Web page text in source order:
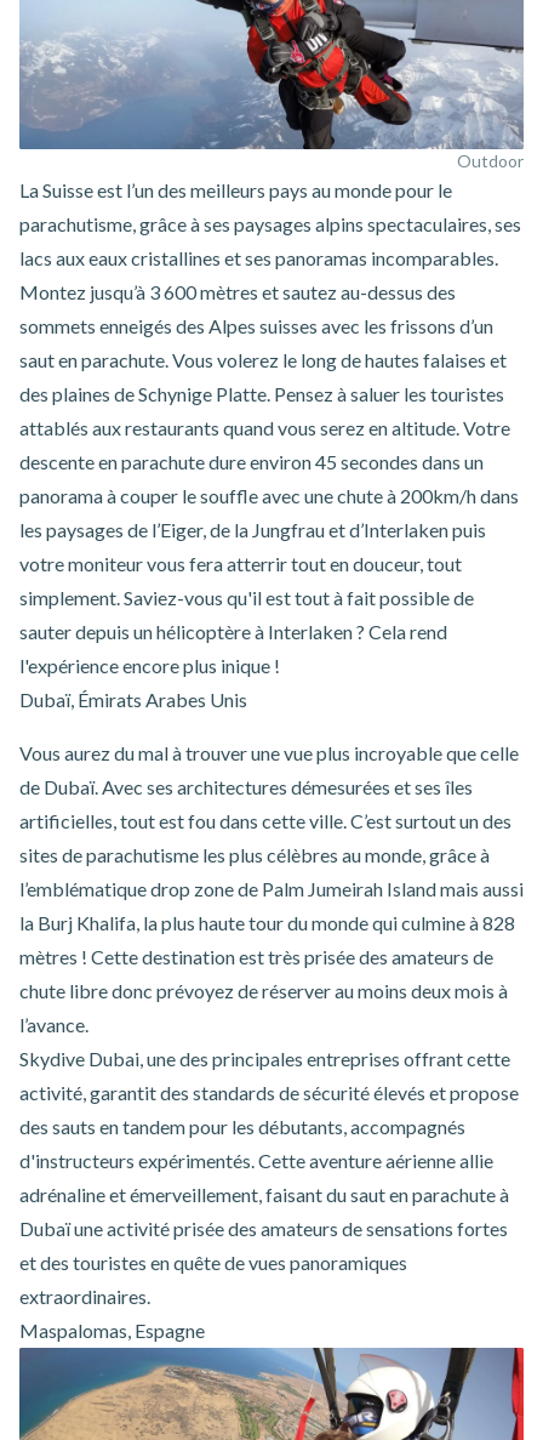
Outdoor
La Suisse est l’un des meilleurs pays au monde pour le
parachutisme, grâce à ses paysages alpins spectaculaires, ses
lacs aux eaux cristallines et ses panoramas incomparables.
Montez jusqu’à 3 600 mètres et sautez au-dessus des
sommets enneigés des Alpes suisses avec les frissons d’un
saut en parachute. Vous volerez le long de hautes falaises et
des plaines de Schynige Platte. Pensez à saluer les touristes
attablés aux restaurants quand vous serez en altitude. Votre
descente en parachute dure environ 45 secondes dans un
panorama à couper le souffle avec une chute à 200km/h dans
les paysages de l’Eiger, de la Jungfrau et d’Interlaken puis
votre moniteur vous fera atterrir tout en douceur, tout
simplement. Saviez-vous qu'il est tout à fait possible de
sauter depuis un hélicoptère à Interlaken? Cela rend
l'expérience encore plus inique !
Dubaï, Émirats Arabes Unis
Vous aurez du mal à trouver une vue plus incroyable que celle
de Dubaï. Avec ses architectures démesurées et ses îles
artificielles, tout est fou dans cette ville. C’est surtout un des
sites de parachutisme les plus célèbres au monde, grâce à
l’emblématique drop zone de Palm Jumeirah Island mais aussi
la Burj Khalifa, la plus haute tour du monde qui culmine à 828
mètres ! Cette destination est très prisée des amateurs de
chute libre donc prévoyez de réserver au moins deux mois à
l’avance.
Skydive Dubai, une des principales entreprises offrant cette
activité, garantit des standards de sécurité élevés et propose
des sauts en tandem pour les débutants, accompagnés
d'instructeurs expérimentés. Cette aventure aérienne allie
adrénaline et émerveillement, faisant du saut en parachute à
Dubaï une activité prisée des amateurs de sensations fortes
et des touristes en quête de vues panoramiques
extraordinaires.
Maspalomas, Espagne